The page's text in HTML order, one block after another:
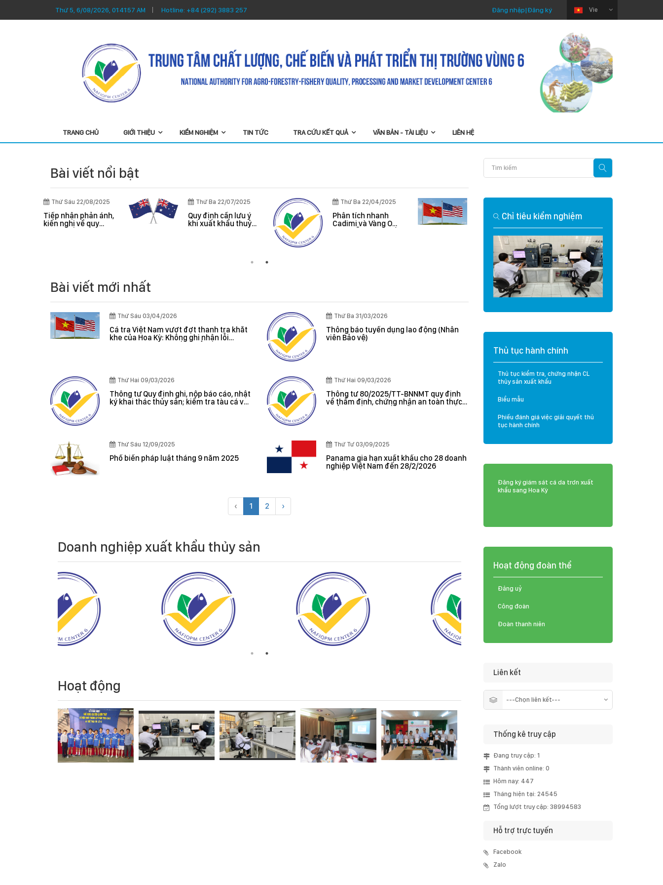
Thứ 5, 6/08/2026, 01:41:58 AM Hotline: +84 (292) 3883 257 Vie
Đăng nhập|Đăng ký
TRANG CHỦ GIỚI THIỆU KIỂM NGHIỆM TIN TỨC TRA CỨU KẾT QUẢ VĂN BẢN - TÀI LIỆU LIÊN HỆ
Bài viết nổi bật
Thứ Sáu 03/04/2026
Cá tra Việt Nam
Thứ Sáu 22/08/2025
Tiếp nhận phản ánh,
kiến nghị về quy
định hành chính
Thứ Ba 22/07/2025
Quy định cần lưu ý
khi xuất khẩu thuỷ
Phân tích nhanh
Cadimi và Vàng O
trên mẫu Mít và Sầu
Bài viết mới nhất
Thứ Sáu 03/04/2026
Cá tra Việt Nam vượt đợt thanh tra khắt
khe của Hoa Kỳ: Không ghi nhận lỗi
Thứ Ba 31/03/2026
Thông báo tuyển dụng lao động (Nhân
viên Bảo vệ)
Thứ Hai 09/03/2026
Thông tư Quy định ghi, nộp báo cáo, nhật
ký khai thác thủy sản; kiểm tra tàu cá và
Thứ Hai 09/03/2026
Thông tư 80/2025/TT-BNNMT quy định
về thẩm định, chứng nhận an toàn thực
Thứ Sáu 12/09/2025
Phổ biến pháp luật tháng 9 năm 2025
Thứ Tư 03/09/2025
Panama gia hạn xuất khẩu cho 28 doanh
nghiệp Việt Nam đến 28/2/2026
‹ 1 2 ›
Doanh nghiệp xuất khẩu thủy sản
Hoạt động
Chỉ tiêu kiểm nghiệm
Thủ tục hành chính
Thủ tục kiểm tra, chứng nhận CL
thủy sản xuất khẩu
Biểu mẫu
Phiếu đánh giá việc giải quyết thủ
tục hành chính
Đăng ký giám sát cá da trơn xuất
khẩu sang Hoa Kỳ
Hoạt động đoàn thể
Đảng uỷ
Công đoàn
Đoàn thanh niên
Liên kết
Thống kê truy cập
Đang truy cập: 1
Thành viên online: 0
Hôm nay: 447
Tháng hiện tại: 24545
Tổng lượt truy cập: 38994583
Hỗ trợ trực tuyến
Facebook
Zalo